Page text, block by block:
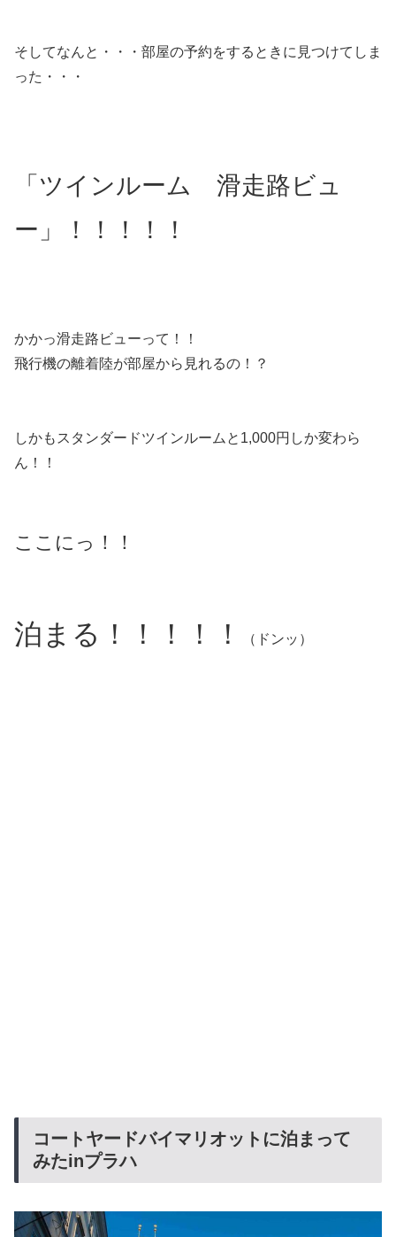
そしてなんと・・・部屋の予約をするときに見つけてしま
った・・・
「ツインルーム 滑走路ビュ
ー」！！！！！
かかっ滑走路ビューって！！
飛行機の離着陸が部屋から見れるの！？
しかもスタンダードツインルームと1,000円しか変わら
ん！！
ここにっ！！
泊まる！！！！！ （ドンッ）
コートヤードバイマリオットに泊まって
みたinプラハ